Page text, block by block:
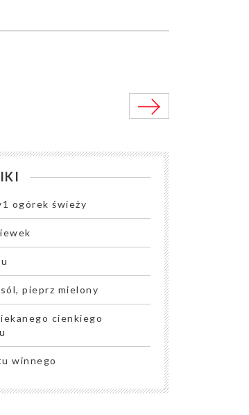
ogórek świeży
pieprz mielony
cienkiego
winnego